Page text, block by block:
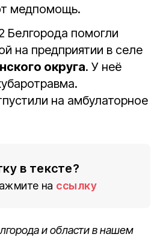
медпомощь.
Белгорода помогли
на предприятии в селе
округа. У неё
на амбулаторное
в тексте?
на ссылку
и области в нашем